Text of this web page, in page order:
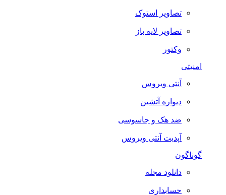
تصاویر استوک
تصاویر لایه باز
وکتور
امنیتی
آنتی ویروس
دیواره آتشین
ضد هک و جاسوسی
آپدیت آنتی ویروس
گوناگون
دانلود مجله
حسابداری